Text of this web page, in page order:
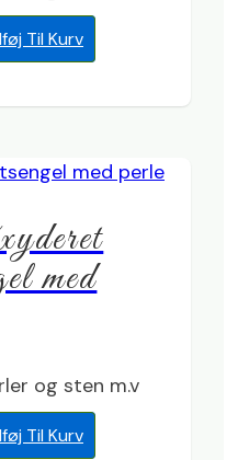
Til Kurv
med
og sten m.v
Til Kurv